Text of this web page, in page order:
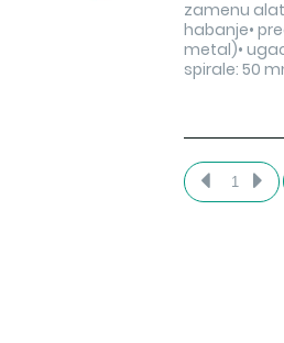
zamenu
habanje•
metal)•
spirale: 50